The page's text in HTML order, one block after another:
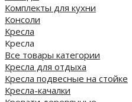
Комплекты для кухни
Консоли
Кресла
Кресла
Все товары категории
Кресла для отдыха
Кресла подвесные на стойке
Кресла-качалки